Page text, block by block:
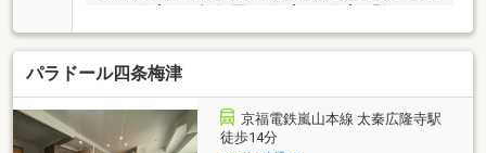
ペット飼育可！犬猫2匹まで飼育可（飼育細則あり）■
先行配管工事済につき全居室エアコン設置可
パラドール四条梅津
京福電鉄嵐山本線 太秦広隆寺駅
徒歩14分